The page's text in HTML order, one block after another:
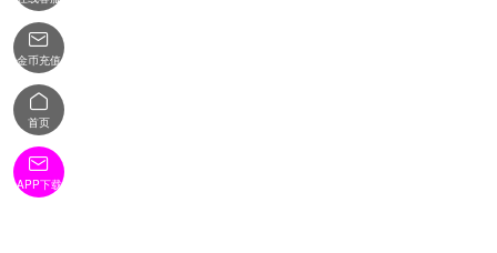

金币充值

首页

APP下载